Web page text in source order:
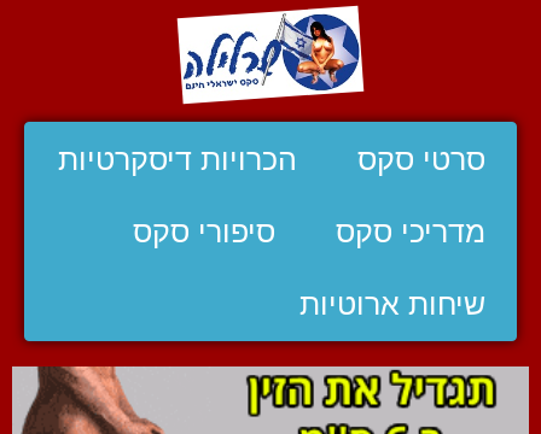
סרטי סקס הכרויות דיסקרטיות
מדריכי סקס סיפורי סקס
שיחות ארוטיות